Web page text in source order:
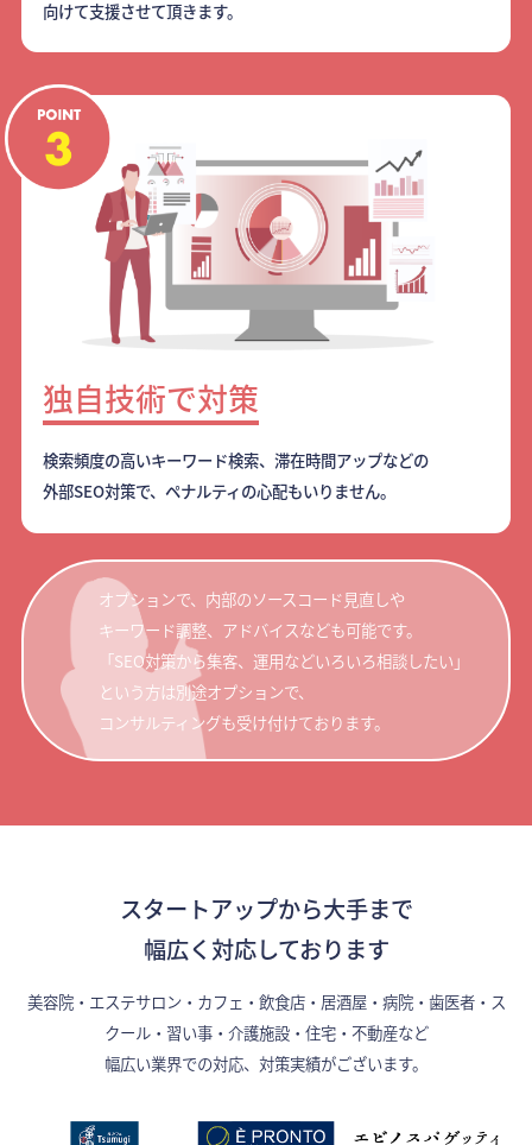
向けて支援させて頂きます。
独自技術で対策
検索頻度の高いキーワード検索、滞在時間アップなどの
外部SEO対策で、ペナルティの心配もいりません。
オプションで、内部のソースコード見直しや
キーワード調整、アドバイスなども可能です。
「SEO対策から集客、運用などいろいろ相談したい」
という方は別途オプションで、
コンサルティングも受け付けております。
スタートアップから大手まで
幅広く対応しております
美容院・エステサロン・カフェ・飲食店・居酒屋・病院・歯医者・ス
クール・習い事・介護施設・住宅・不動産など
幅広い業界での対応、対策実績がございます。